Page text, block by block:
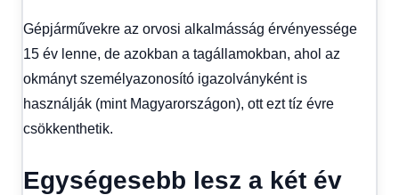
Gépjárművekre az orvosi alkalmásság érvényessége
15 év lenne, de azokban a tagállamokban, ahol az
okmányt személyazonosító igazolványként is
használják (mint Magyarországon), ott ezt tíz évre
csökkenthetik.
Egységesebb lesz a két év